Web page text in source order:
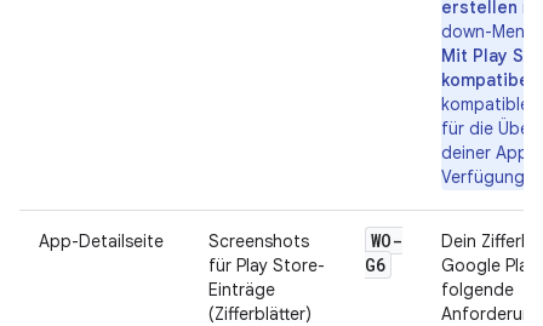
erstellen
down-Menü
Mit Play
kompatibel
kompatible
für die
deiner App
Verfügung
App-Detailseite
Screenshots
für Play Store-
Einträge
(Zifferblätter)
WO-
G6
Dein
Google Play
folgende